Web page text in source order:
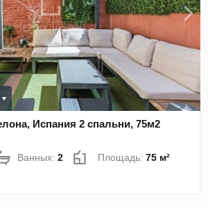
Испания 2 спальни, 75м2
Ванных:2 Площадь:75 м²